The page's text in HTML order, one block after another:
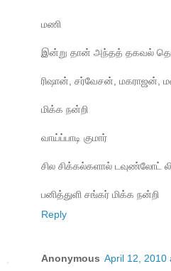
மணி
இன்று தான் அந்தத் தகவல்
ரிஷான், சர்வேசன், மகராஜன்,
மிக்க நன்றி
வாய்ப்பாடி குமார்
சில சிக்கல்களால் டவுண்லோட்
பனித்துளி சங்கர் மிக்க நன்றி
Reply
Anonymous April 12, 2010